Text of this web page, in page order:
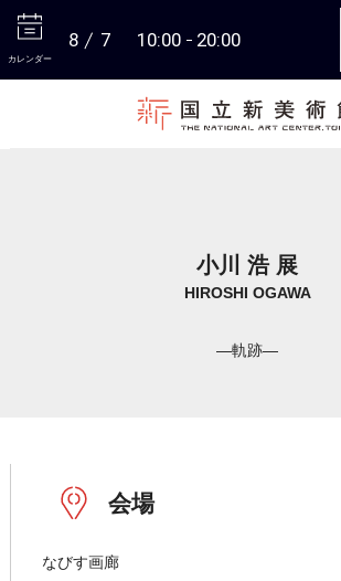
カレンダー
8 7 10:00 20:00
小川 浩 展
HIROSHI OGAWA
―軌跡―
会場
なびす画廊